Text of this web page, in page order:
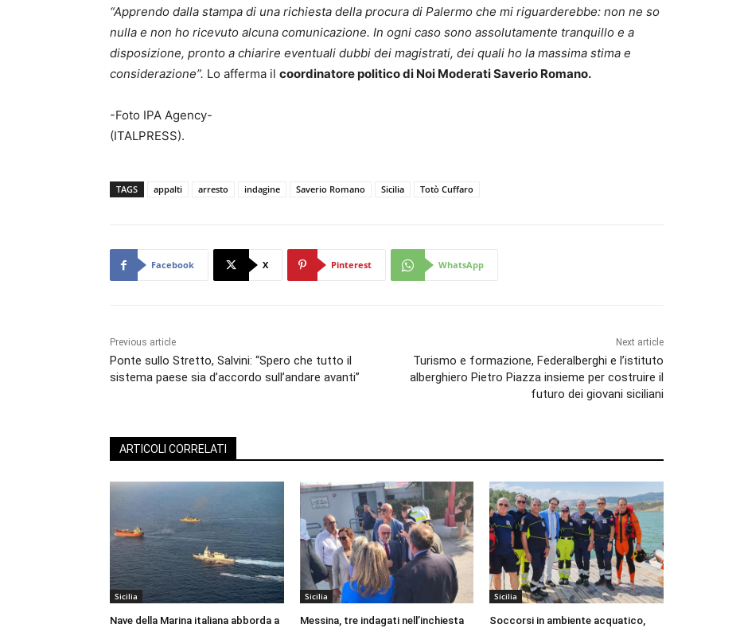
“Apprendo dalla stampa di una richiesta della procura di Palermo che mi riguarderebbe: non ne so
nulla e non ho ricevuto alcuna comunicazione. In ogni caso sono assolutamente tranquillo e a
disposizione, pronto a chiarire eventuali dubbi dei magistrati, dei quali ho la massima stima e
considerazione”. Lo afferma il coordinatore politico di Noi Moderati Saverio Romano.
-Foto IPA Agency-
(ITALPRESS).
TAGS appalti arresto indagine Saverio Romano Sicilia Totò Cuffaro
Facebook X Pinterest WhatsApp
Previous article
Ponte sullo Stretto, Salvini: “Spero che tutto il
sistema paese sia d’accordo sull’andare avanti”
Next article
Turismo e formazione, Federalberghi e l’istituto
alberghiero Pietro Piazza insieme per costruire il
futuro dei giovani siciliani
ARTICOLI CORRELATI
Sicilia
Nave della Marina italiana abborda a
Sicilia
Messina, tre indagati nell’inchiesta
Sicilia
Soccorsi in ambiente acquatico,